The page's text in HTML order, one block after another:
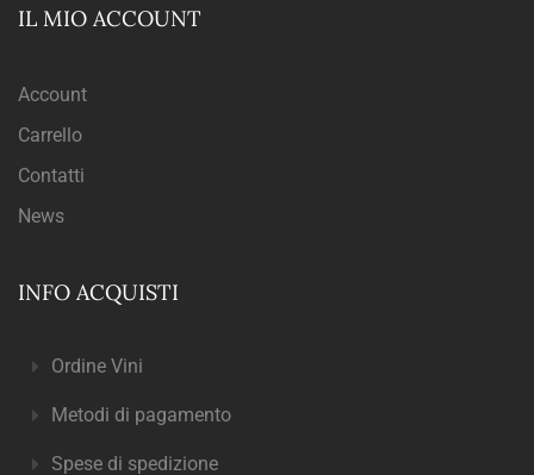
IL MIO ACCOUNT
Account
Carrello
Contatti
News
INFO ACQUISTI
Ordine Vini
Metodi di pagamento
Spese di spedizione